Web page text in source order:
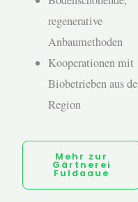
regen­er­a­tive
Anbaumeth­o­d­en
Koop­er­a­tio­nen mit
Bio­be­trieben aus
Region
Mehr zur
Gärt­nerei
Ful­daaue